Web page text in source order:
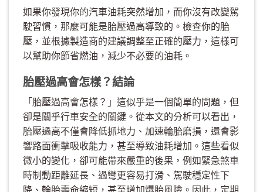
如果你發現你的汽車油耗突然增加，而你沒有改變駕
駛習慣，那麼可能是胎壓過高導致的。檢查你的胎
壓，並根據製造商的建議調整至正確的壓力，這樣可
以幫助你節省燃油，減少不必要的油耗。
胎壓過高會怎樣？結論
「胎壓過高會怎樣？」這似乎是一個簡單的問題，但
卻是關乎行車安全的關鍵。從本文的分析可以看出，
胎壓過高不僅會降低抓地力、加速輪胎磨損，還會影
響路面衝擊吸收能力，甚至導致油耗增加。這些看似
微小的變化，卻可能帶來嚴重的後果，例如緊急煞車
時制動距離延長、過彎更容易打滑、駕駛穩定性下
降、輪胎壽命縮短，甚至增加爆胎風險。因此，定期